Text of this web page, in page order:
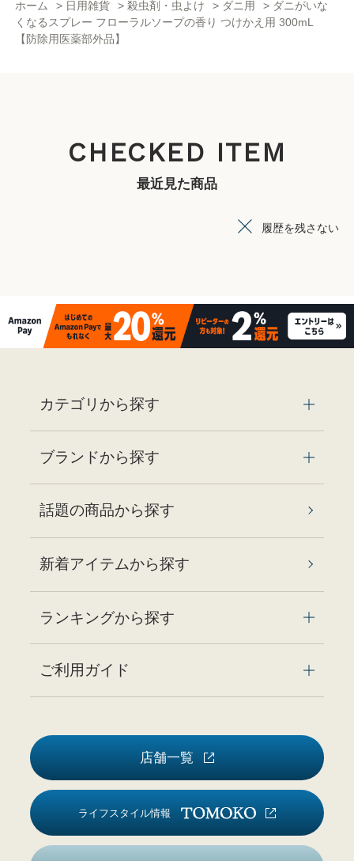
ホーム > 日用雑貨 >殺虫剤・虫よけ > ダニ用 > ダニがいな
くなるスプレー フローラルソープの香り つけかえ用 300mL
【防除用医薬部外品】
CHECKED ITEM
最近見た商品
履歴を残さない
カテゴリから探す
ブランドから探す
話題の商品から探す
新着アイテムから探す
ランキングから探す
ご利用ガイド
店舗一覧
ライフスタイル情報